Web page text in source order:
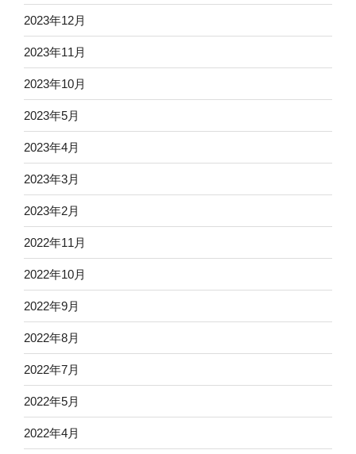
2023年12月
2023年11月
2023年10月
2023年5月
2023年4月
2023年3月
2023年2月
2022年11月
2022年10月
2022年9月
2022年8月
2022年7月
2022年5月
2022年4月